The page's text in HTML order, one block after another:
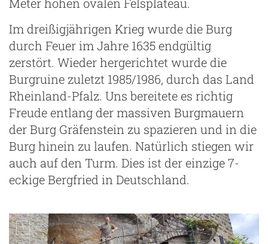
Im dreißigjährigen Krieg wurde die Burg
durch Feuer im Jahre 1635 endgültig
zerstört. Wieder hergerichtet wurde die
Burgruine zuletzt 1985/1986, durch das Land
Rheinland-Pfalz. Uns bereitete es richtig
Freude entlang der massiven Burgmauern
der Burg Gräfenstein zu spazieren und in die
Burg hinein zu laufen. Natürlich stiegen wir
auch auf den Turm. Dies ist der einzige 7-
eckige Bergfried in Deutschland.